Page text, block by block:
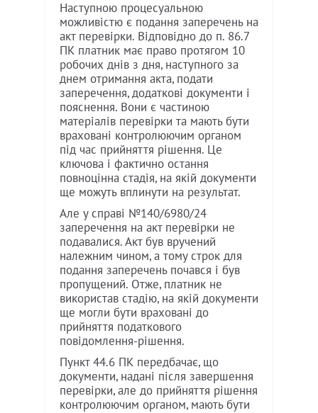
Наступною процесуальною
можливістю є подання заперечень на
акт перевірки. Відповідно до п. 86.7
ПК платник має право протягом 10
робочих днів з дня, наступного за
днем отримання акта, подати
заперечення, додаткові документи і
пояснення. Вони є частиною
матеріалів перевірки та мають бути
враховані контролюючим органом
під час прийняття рішення. Це
ключова і фактично остання
повноцінна стадія, на якій документи
ще можуть вплинути на результат.
Але у справі №140/6980/24
заперечення на акт перевірки не
подавалися. Акт був вручений
належним чином, а тому строк для
подання заперечень почався і був
пропущений. Отже, платник не
використав стадію, на якій документи
ще могли бути враховані до
прийняття податкового
повідомлення-рішення.
Пункт 44.6 ПК передбачає, що
документи, надані після завершення
перевірки, але до прийняття рішення
контролюючим органом, мають бути